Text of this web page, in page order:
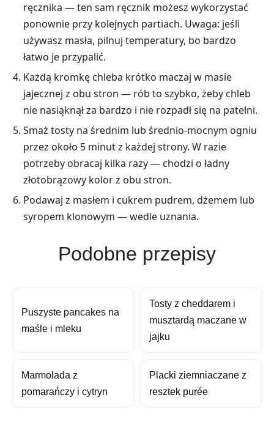
ręcznika — ten sam ręcznik możesz wykorzystać
ponownie przy kolejnych partiach. Uwaga: jeśli
używasz masła, pilnuj temperatury, bo bardzo
łatwo je przypalić.
Każdą kromkę chleba krótko maczaj w masie
jajecznej z obu stron — rób to szybko, żeby chleb
nie nasiąknął za bardzo i nie rozpadł się na patelni.
Smaż tosty na średnim lub średnio-mocnym ogniu
przez około 5 minut z każdej strony. W razie
potrzeby obracaj kilka razy — chodzi o ładny
złotobrązowy kolor z obu stron.
Podawaj z masłem i cukrem pudrem, dżemem lub
syropem klonowym — wedle uznania.
Podobne przepisy
Puszyste pancakes na
maśle i mleku
Tosty z cheddarem i
musztardą maczane w
jajku
Marmolada z
pomarańczy i cytryn
Placki ziemniaczane z
resztek purée